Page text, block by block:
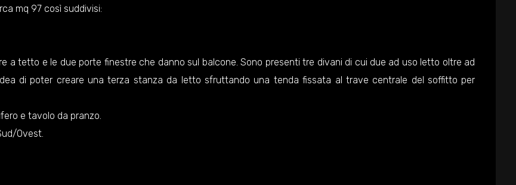
mq 97 così suddivisi:
a tetto e le due porte finestre che danno sul balcone. Sono presenti tre divani di cui due ad uso letto oltre ad
di poter creare una terza stanza da letto sfruttando una tenda fissata al trave centrale del soffitto per
e tavolo da pranzo.
Ovest.